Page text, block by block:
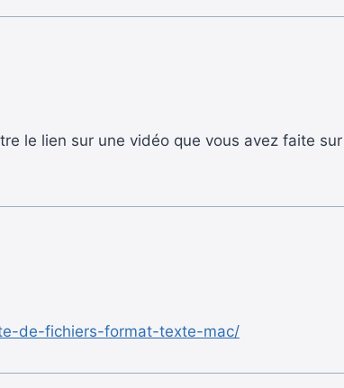
le lien sur une vidéo que vous avez faite
de-fichiers-format-texte-mac/